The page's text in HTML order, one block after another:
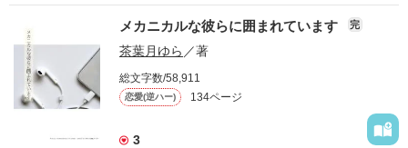
2023/3/6　執筆開始
2023/4/19　執筆中断
儚く切ない、ひと夏の愛の物語。
2022/8/19　執筆開始
2023/1/31　完結公開
照れ隠しの悪口を吐いたかと思えば、
優しく包んでくれたり、顔をほころばせたり。
執筆期間　2026/07/27〜2026/07/28
完結公開　2026/07/30
超現象の犯人は、惑星の化身だった……!?
・
保健室の奥にある、謎にまみれた灰色の扉。
先生によると、保健室と職員室を繋ぐ通路で、
限られた人しか入れないらしい。
そんな話を思い出した数分後。
メカニカルな彼らに囲まれています 完
茶葉月ゆら ／著
総文字数/58,911
恋愛(逆ハー) 134ページ
3